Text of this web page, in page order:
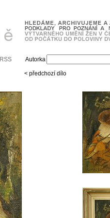
RSS Autorka
< předchozí dílo